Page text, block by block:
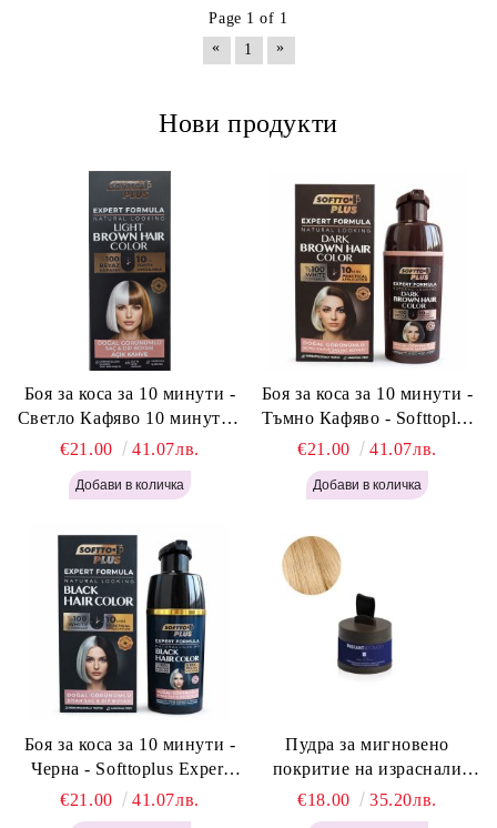
Page 1 of 1
«
1 »
Нови продукти
Боя за коса за 10 минути -
Светло Кафяво 10 минути -
Softtoplus Expert Woman
Light Brown 400мл
€21.00 41.07лв.
Боя за коса за 10 минути -
Тъмно Кафяво - Softtoplus
Expert Woman Dark Brown
400 мл
€21.00 41.07лв.
Боя за коса за 10 минути -
Черна - Softtoplus Expert
Woman Black 400мл
€21.00 41.07лв.
Пудра за мигновено
покритие на израснали
корени Светло Русо - Labor
Pro Instant Retouch Powder -
€18.00 35.20лв.